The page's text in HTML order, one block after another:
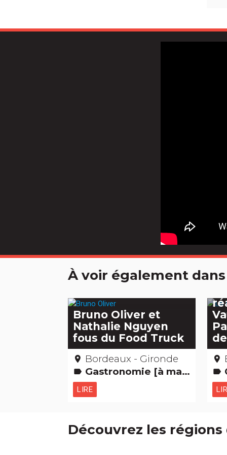
À voir également
Bruno Oliver et
Nathalie Nguyen
fous du Food Truck
place Bordeaux - Gironde
label Gastronomie [à manger]
LIRE
place
label
Découvrez les régions